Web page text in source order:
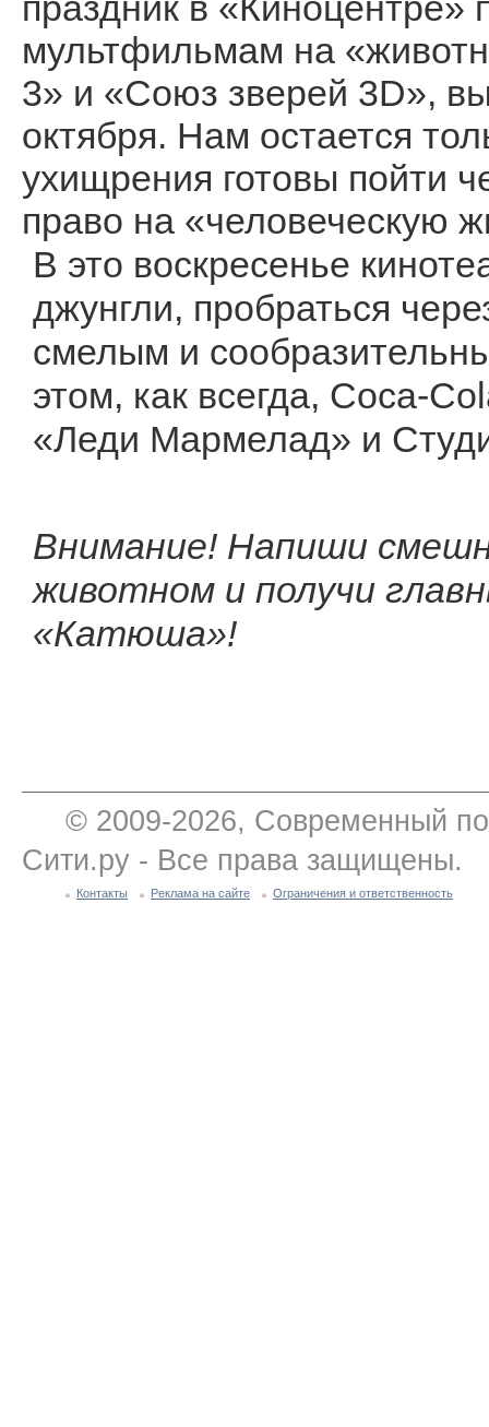
мультфильмам на
3» и «Союз зверей 3D»,
октября. Нам остается
ухищрения готовы пойти
право на «человеческую
В это воскресенье
джунгли, пробраться
смелым и
этом, как всегда, Coca-
«Леди Мармелад» и
Внимание! Напиши
животном и получи
«Катюша»!
© 2009-2026, Современный
Сити.ру - Все права защищены.
Контакты Реклама на сайте Ограничения и ответственность